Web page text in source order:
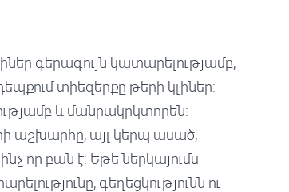
գերագույն կատարելությամբ,
տիեզերքը թերի կլիներ:
և մանրակրկտորեն:
աշխարհը, այլ կերպ ասած,
որ բան է: Եթե ներկայումս
գեղեցկությունն ու